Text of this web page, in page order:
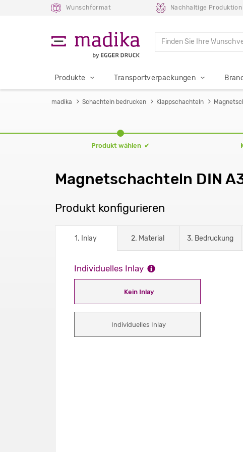
Wunschformat Nachhaltige Produktion
Produkte Transportverpackungen
madika Schachteln bedrucken Klappschachteln
Produkt wählen ✔
Magnetschachteln DIN
Produkt konfigurieren
1. Inlay 2. Material 3. Bedruckung
Individuelles Inlay
Kein Inlay
Individuelles Inlay